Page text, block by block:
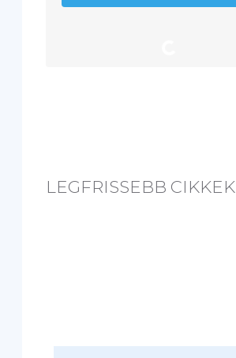
LEGFRISSEBB CIKKEK